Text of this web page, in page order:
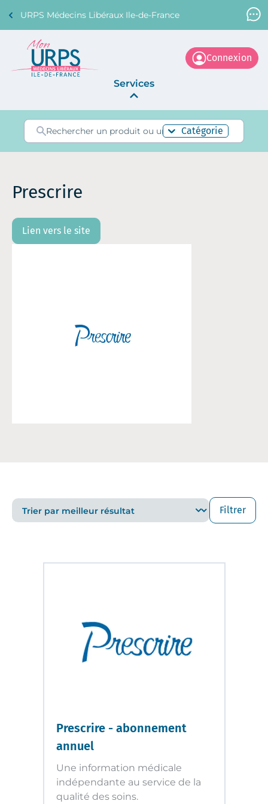
URPS Médecins Libéraux Ile-de-France
Support Médecin
01 45 45 45 45
Services
Annonces
La Centrale
Connexion
Catégorie
Prescrire
Lien vers le site
Filtrer
Prescrire - abonnement
annuel
Une information médicale
indépendante au service de la
qualité des soins.